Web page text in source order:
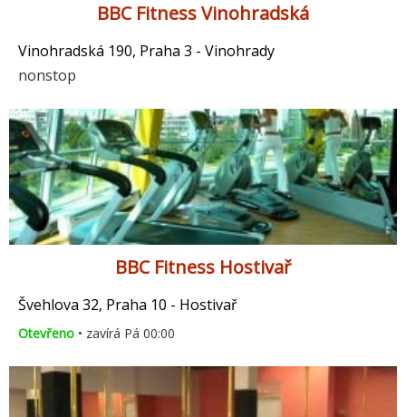
BBC Fitness Vinohradská
Vinohradská 190, Praha 3 - Vinohrady
nonstop
BBC Fitness Hostivař
Švehlova 32, Praha 10 - Hostivař
Otevřeno • zavírá Pá 00:00